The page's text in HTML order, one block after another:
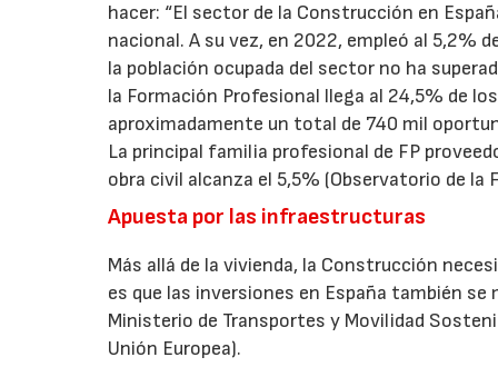
hacer: “El sector de la Construcción en
nacional. A su vez, en 2022, empleó al 5,2%
la población ocupada del sector no ha
la Formación Profesional llega al 24,5% de
aproximadamente un total de 740 mil
La principal familia profesional de FP
obra civil alcanza el 5,5% (Observatorio de la
Apuesta por las infraestructuras
Más allá de la vivienda, la Construcción
es que las inversiones en España también
Ministerio de Transportes y Movilidad
Unión Europea).